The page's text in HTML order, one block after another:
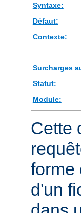
Syntaxe:
Défaut:
Contexte:
Surcharges
Statut:
Module:
Cette
forme
d'un